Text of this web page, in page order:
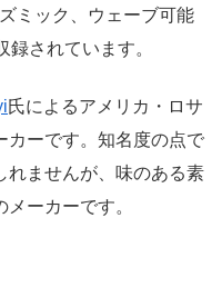
ミック、ウェーブ可能
されています。
氏によるアメリカ・ロサ
カーです。知名度の点で
れませんが、味のある素
ーカーです。